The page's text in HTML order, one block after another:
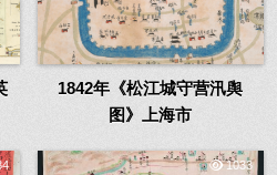
1842年《松江城守营汛舆
图》上海市
1033